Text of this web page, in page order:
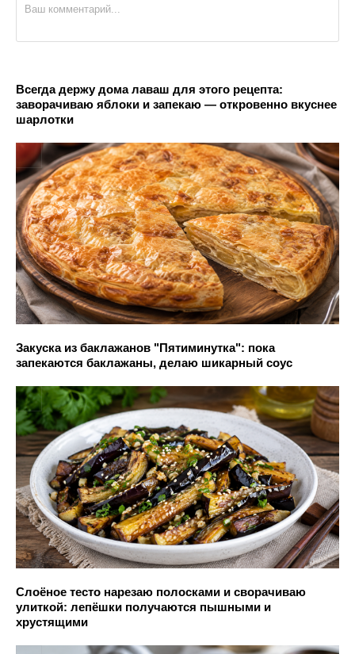
Всегда держу дома лаваш для этого рецепта:
заворачиваю яблоки и запекаю — откровенно вкуснее
шарлотки
Закуска из баклажанов "Пятиминутка": пока
запекаются баклажаны, делаю шикарный соус
Слоёное тесто нарезаю полосками и сворачиваю
улиткой: лепёшки получаются пышными и
хрустящими